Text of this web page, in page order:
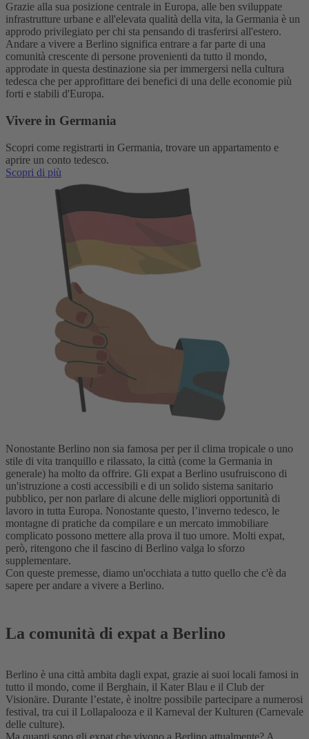
Grazie alla sua posizione centrale in Europa, alle ben sviluppate
infrastrutture urbane e all'elevata qualità della vita, la Germania è un
approdo privilegiato per chi sta pensando di trasferirsi all'estero.
Andare a vivere a Berlino significa entrare a far parte di una
comunità crescente di persone provenienti da tutto il mondo,
approdate in questa destinazione sia per immergersi nella cultura
tedesca che per approfittare dei benefici di una delle economie più
forti e stabili d'Europa.
Vivere in Germania
Scopri come registrarti in Germania, trovare un appartamento e
aprire un conto tedesco.
Scopri di più
Nonostante Berlino non sia famosa per per il clima tropicale o uno
stile di vita tranquillo e rilassato, la città (come la Germania in
generale) ha molto da offrire. Gli expat a Berlino usufruiscono di
un'istruzione a costi accessibili e di un solido sistema sanitario
pubblico, per non parlare di alcune delle migliori opportunità di
lavoro in tutta Europa. Nonostante questo, l’inverno tedesco, le
montagne di pratiche da compilare e un mercato immobiliare
complicato possono mettere alla prova il tuo umore. Molti expat,
però, ritengono che il fascino di Berlino valga lo sforzo
supplementare.
Con queste premesse, diamo un'occhiata a tutto quello che c'è da
sapere per andare a vivere a Berlino.
La comunità di expat a Berlino
Berlino è una città ambita dagli expat, grazie ai suoi locali famosi in
tutto il mondo, come il Berghain, il Kater Blau e il Club der
Visionäre. Durante l’estate, è inoltre possibile partecipare a numerosi
festival, tra cui il Lollapalooza e il Karneval der Kulturen (Carnevale
delle culture).